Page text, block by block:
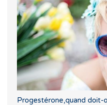
Progestérone,quand doit-